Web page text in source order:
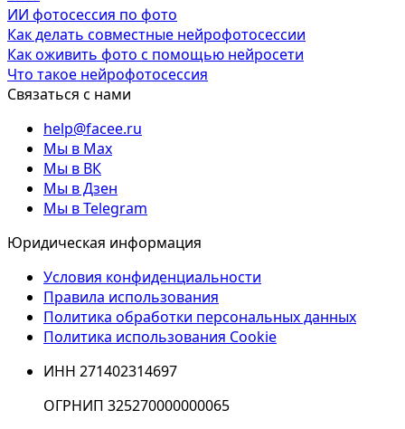
ИИ фотосессия по фото
Как делать совместные нейрофотосессии
Как оживить фото с помощью нейросети
Что такое нейрофотосессия
Связаться с нами
help@facee.ru
Мы в Max
Мы в ВК
Мы в Дзен
Мы в Telegram
Юридическая информация
Условия конфиденциальности
Правила использования
Политика обработки персональных данных
Политика использования Cookie
ИНН 271402314697
ОГРНИП 325270000000065